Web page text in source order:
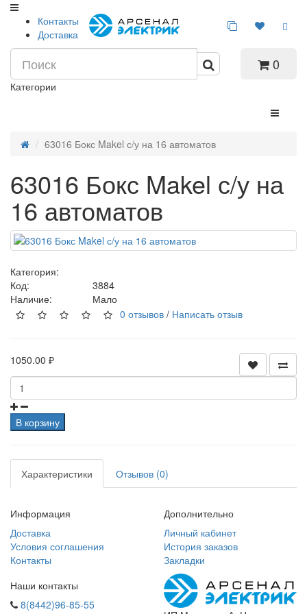
Контакты
Доставка
0
Категории
63016 Бокс Makel с/у на 16 автоматов
63016 Бокс Makel с/у на
16 автоматов
Категория:
Код:
3884
Наличие:
Мало
0 отзывов / Написать отзыв
1050.00 ₽
В корзину
Характеристики Отзывов (0)
Информация
Доставка
Условия соглашения
Контакты
Дополнительно
Личный кабинет
История заказов
Закладки
Наши контакты
8(8442)96-85-55